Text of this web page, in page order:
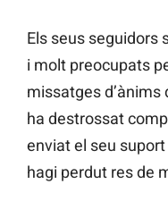
Els seus seguidors
i molt preocupats
missatges d’ànims
ha destrossat
enviat el seu
hagi perdut res de